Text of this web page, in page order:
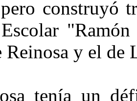
construyó
Reinosa y el de
tenía un